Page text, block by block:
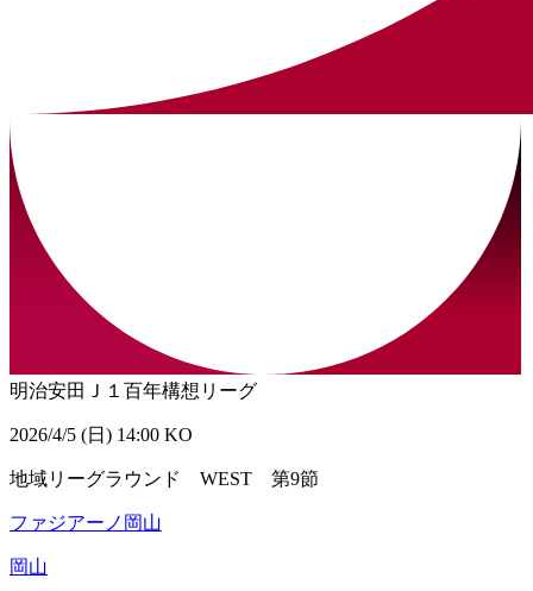
明治安田Ｊ１百年構想リーグ
2026/4/5 (日) 14:00 KO
地域リーグラウンド WEST 第9節
ファジアーノ岡山
岡山